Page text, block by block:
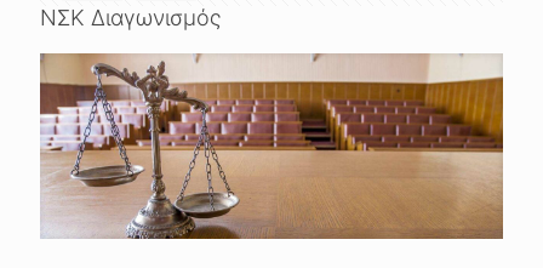
ΝΣΚ Διαγωνισμός